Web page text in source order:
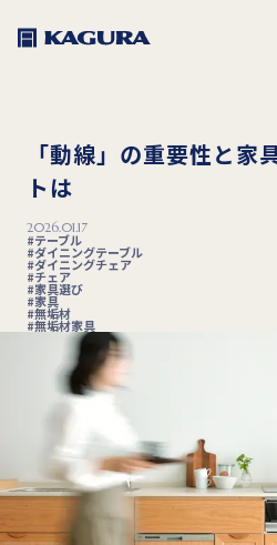
「動線」の重要性と家
トは
2026.01.17
テーブル
ダイニングテーブル
ダイニングチェア
チェア
家具選び
家具
無垢材
無垢材家具